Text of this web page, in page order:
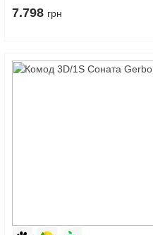
7.798 грн